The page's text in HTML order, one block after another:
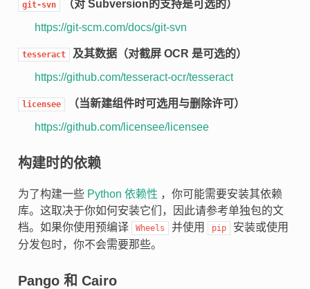
git-svn
（对 Subversion的支持是可选的）
https://git-scm.com/docs/git-svn
tesseract
及其数据（对截屏 OCR 是可选的）
https://github.com/tesseract-ocr/tesseract
licensee
（当新建组件时可选用与删除许可）
https://github.com/licensee/licensee
构建时的依赖
为了构建一些 Python 依赖性 ，你可能需要安装其依赖
库。这取决于你如何安装它们，因此请参考单独包的文
档。如果你使用预编译
Wheels 并使用 pip
安装或使用
分发包时，你不会需要那些。
Pango 和 Cairo